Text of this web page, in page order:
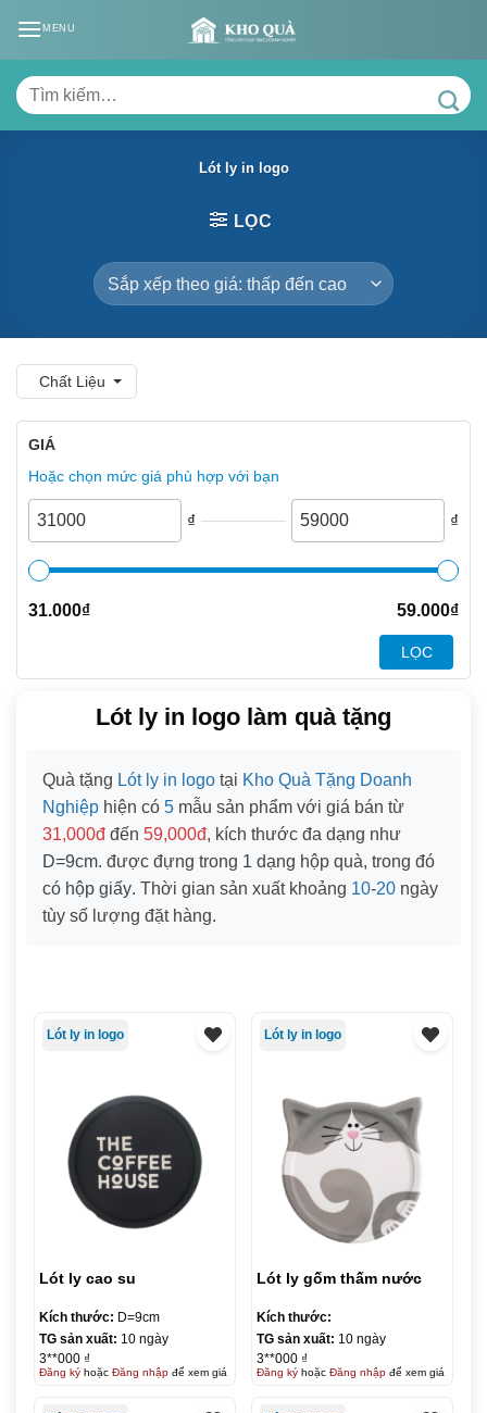
MENU
Tìm
kiếm:
Lót ly in logo
LỌC
Chất Liệu
GIÁ
Hoặc chọn mức giá phù hợp với bạn
₫ ₫
31.000₫ 59.000₫
LỌC
Lót ly in logo làm quà tặng
Quà tặng Lót ly in logo tại Kho Quà Tặng Doanh
Nghiệp hiện có 5 mẫu sản phẩm với giá bán từ
31,000đ đến 59,000đ, kích thước đa dạng như
D=9cm. được đựng trong 1 dạng hộp quà, trong đó
có hộp giấy. Thời gian sản xuất khoảng 10-20 ngày
tùy số lượng đặt hàng.
Lót ly in logo
Lót ly cao su
Kích thước: D=9cm
TG sản xuất: 10 ngày
3**000 ₫
Đăng kýhoặc Đăng nhậpđể xem giá
Lót ly in logo
Lót ly gốm thấm nước
Kích thước:
TG sản xuất: 10 ngày
3**000 ₫
Đăng kýhoặc Đăng nhậpđể xem giá